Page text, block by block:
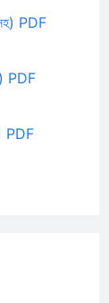
PDF
PDF
PDF